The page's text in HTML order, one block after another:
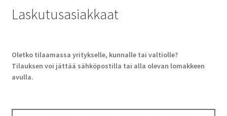
Laskutusasiakkaat
Oletko tilaamassa yritykselle, kunnalle tai valtiolle?
Tilauksen voi jättää sähköpostilla tai alla olevan lomakkeen
avulla.